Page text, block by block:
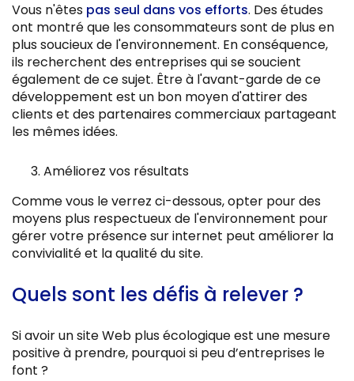
Vous n'êtes pas seul dans vos efforts. Des études
ont montré que les consommateurs sont de plus en
plus soucieux de l'environnement. En conséquence,
ils recherchent des entreprises qui se soucient
également de ce sujet. Être à l'avant-garde de ce
développement est un bon moyen d'attirer des
clients et des partenaires commerciaux partageant
les mêmes idées.
Améliorez vos résultats
Comme vous le verrez ci-dessous, opter pour des
moyens plus respectueux de l'environnement pour
gérer votre présence sur internet peut améliorer la
convivialité et la qualité du site.
Quels sont les défis à relever ?
Si avoir un site Web plus écologique est une mesure
positive à prendre, pourquoi si peu d’entreprises le
font ?